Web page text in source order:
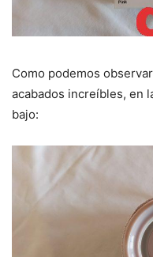
Como podemos
acabados increíbles, en
bajo: